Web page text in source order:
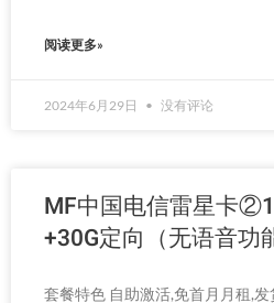
阅读更多»
2024年6月29日 没有评论
MF中国电信雷星卡
+30G定向（无语音功
套餐特色 自助激活,免首月月租,发